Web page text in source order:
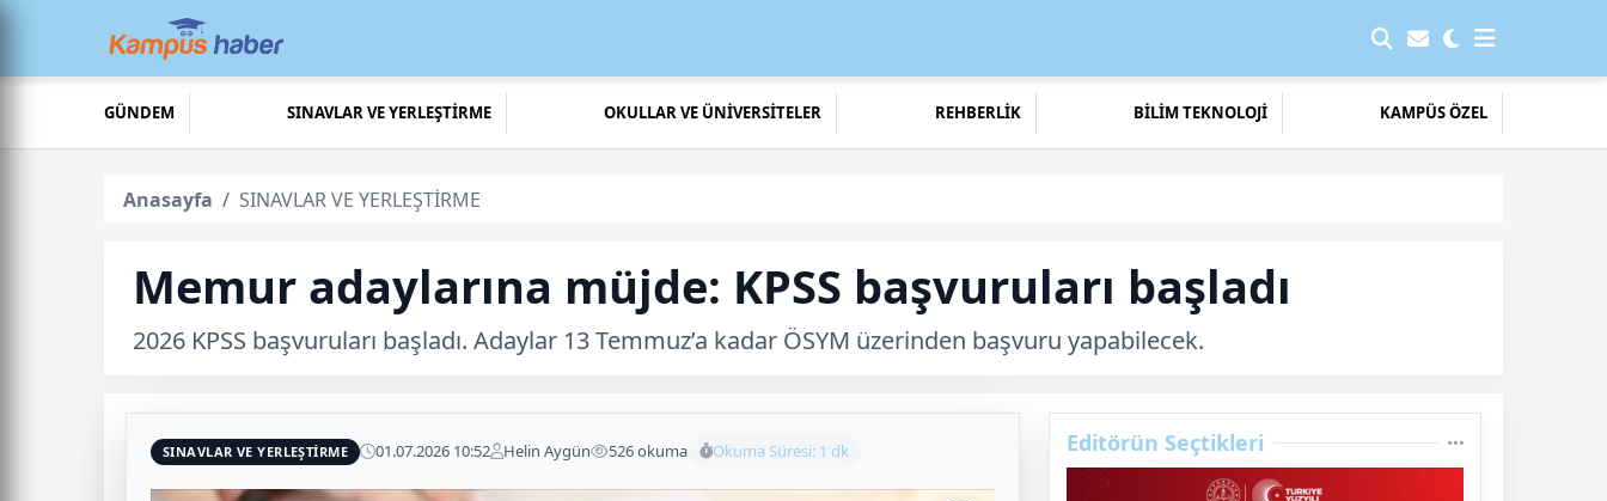
GÜNDEM SINAVLAR VE YERLEŞTİRME OKULLAR VE ÜNİVERSİTELER REHBERLİK BİLİM TEKNOLOJİ KAMPÜS ÖZEL
Anasayfa SINAVLAR VE YERLEŞTİRME
Memur adaylarına müjde: KPSS başvuruları başladı
2026 KPSS başvuruları başladı. Adaylar 13 Temmuz’a kadar ÖSYM üzerinden başvuru yapabilecek.
SINAVLAR VE YERLEŞTİRME 01.07.2026 10:52 Helin Aygün 526 okuma Okuma Süresi: 1 dk Editörün Seçtikleri